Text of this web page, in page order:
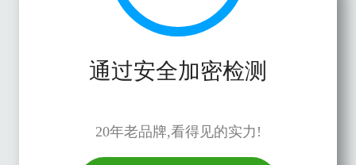
通过安全加密检测
20年老品牌,看得见的实力!